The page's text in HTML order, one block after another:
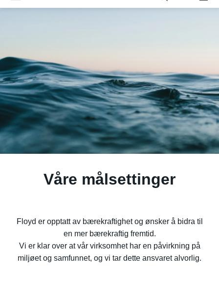
Våre målsettinger
Floyd er opptatt av bærekraftighet og ønsker å bidra til
en mer bærekraftig fremtid.
Vi er klar over at vår virksomhet har en påvirkning på
miljøet og samfunnet, og vi tar dette ansvaret alvorlig.